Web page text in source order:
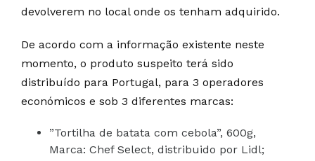
devolverem no local onde os tenham adquirido.
De acordo com a informação existente neste
momento, o produto suspeito terá sido
distribuído para Portugal, para 3 operadores
económicos e sob 3 diferentes marcas:
”Tortilha de batata com cebola”, 600g,
Marca: Chef Select, distribuido por Lidl;